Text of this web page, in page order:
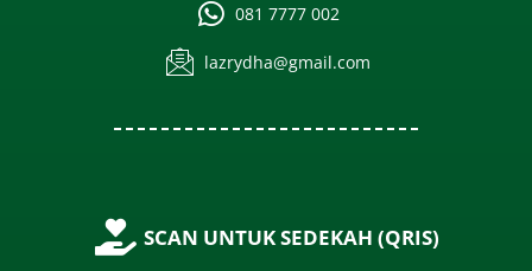
081 7777 002
lazrydha@gmail.com
SCAN UNTUK SEDEKAH (QRIS)